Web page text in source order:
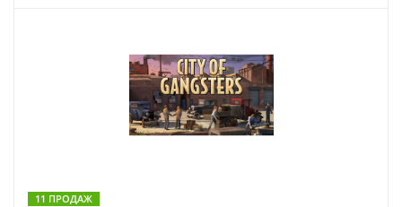
11 ПРОДАЖ